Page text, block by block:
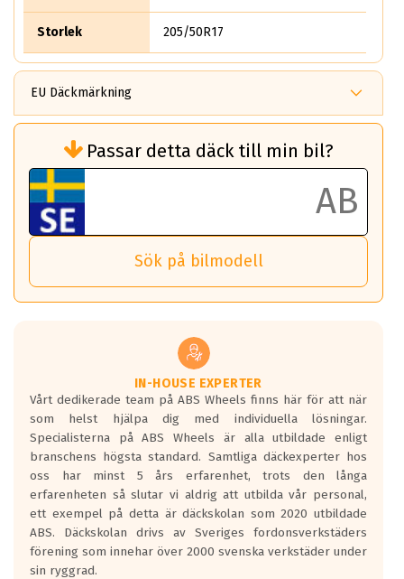
Storlek 205/50R17
EU Däckmärkning
bränsleförbrukningen)
Det ska vara en betygsskala från klass A
till G för rullmotstånd.
Ett klass A däck kommer ha 6,5% bättre
bränsleförbrukning än ett klass G däck.
Det betyder att om man kör 10,000 km,
så sparar man 50 liter bränsle med ett
vilken körstil du använder.
Våtgrepp egenskaper:
Betygsskalan är satt A till F. Där A påvisar
den kortaste bromssträckan och F är den
längsta.
Inga D eller G betyg delas ut för
personbilar och lätta lastbilar.
Betyget sätts efter ett test där däcken
skall bromsa in på en väg där det ligger
0.5-1.5 mm vatten.
I 80km/h kommer skillnaden på
Passar detta däck till min bil?
Sök på bilmodell
IN-HOUSE EXPERTER
Vårt dedikerade team på ABS Wheels finns här för att när
som helst hjälpa dig med individuella lösningar.
Specialisterna på ABS Wheels är alla utbildade enligt
branschens högsta standard. Samtliga däckexperter hos
oss har minst 5 års erfarenhet, trots den långa
erfarenheten så slutar vi aldrig att utbilda vår personal,
ett exempel på detta är däckskolan som 2020 utbildade
ABS. Däckskolan drivs av Sveriges fordonsverkstäders
förening som innehar över 2000 svenska verkstäder under
sin ryggrad.